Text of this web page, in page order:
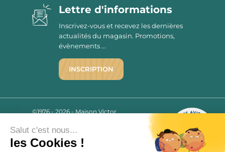
2780 AVIS
9.7/10
Lettre d'informations
Inscrivez-vous et recevez les dernières
actualités du magasin. Promotions,
évènements ...
INSCRIPTION
©1976 - 2026 - Maison Victor
Mentions légales
C.G.V.
Salut c'est nous...
les Cookies !